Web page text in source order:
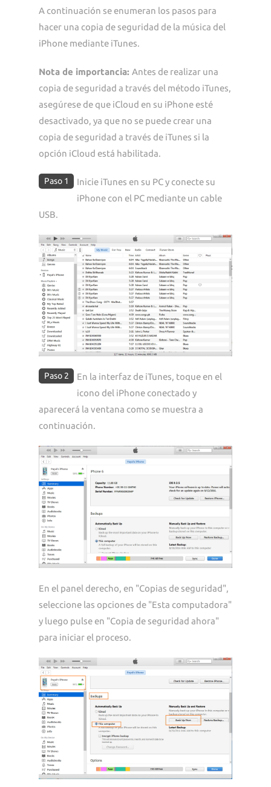
A continuación se enumeran los pasos para
hacer una copia de seguridad de la música del
iPhone mediante iTunes.
Nota de importancia: Antes de realizar una
copia de seguridad a través del método iTunes,
asegúrese de que iCloud en su iPhone esté
desactivado, ya que no se puede crear una
copia de seguridad a través de iTunes si la
opción iCloud está habilitada.
Paso 1
Inicie iTunes en su PC y conecte su
iPhone con el PC mediante un cable
USB.
Paso 2
En la interfaz de iTunes, toque en el
icono del iPhone conectado y
aparecerá la ventana como se muestra a
continuación.
En el panel derecho, en "Copias de seguridad",
seleccione las opciones de "Esta computadora"
y luego pulse en "Copia de seguridad ahora"
para iniciar el proceso.